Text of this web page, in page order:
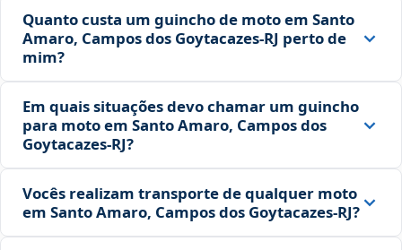
Quanto custa um guincho de moto em Santo
Amaro, Campos dos Goytacazes‑RJ perto de
mim?
Em quais situações devo chamar um guincho
para moto em Santo Amaro, Campos dos
Goytacazes‑RJ?
Vocês realizam transporte de qualquer moto
em Santo Amaro, Campos dos Goytacazes‑RJ?